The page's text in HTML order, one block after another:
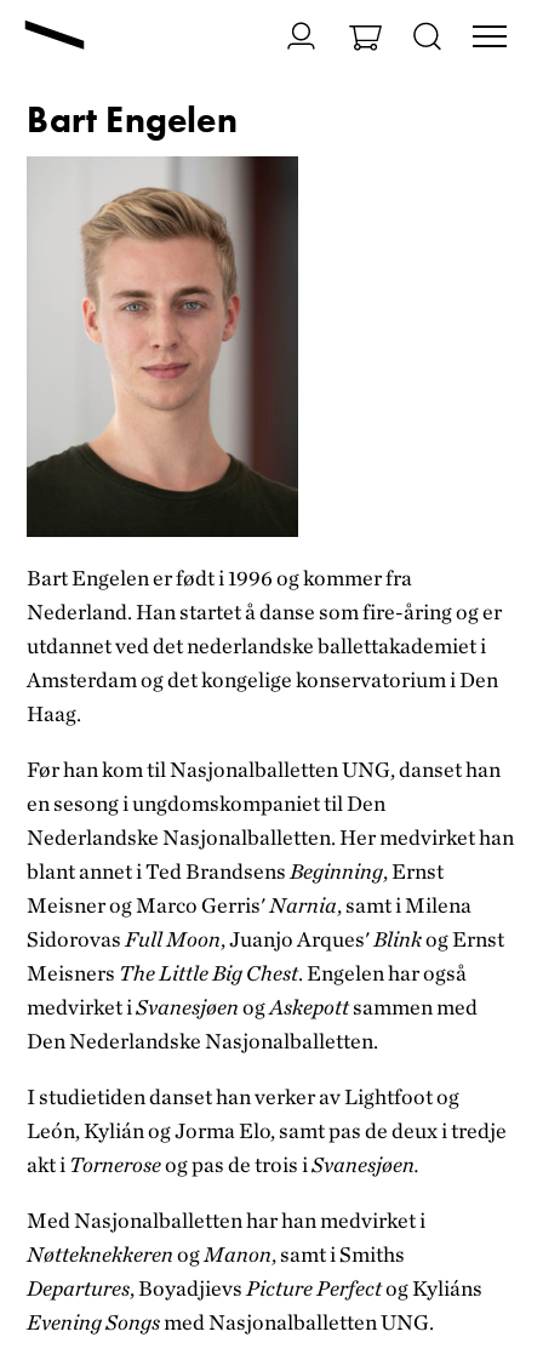
Bart Engelen
Bart Engelen er født i 1996 og kommer fra
Nederland. Han startet å danse som fire-åring og er
utdannet ved det nederlandske ballettakademiet i
Amsterdam og det kongelige konservatorium i Den
Haag.
Før han kom til Nasjonalballetten UNG, danset han
en sesong i ungdomskompaniet til Den
Nederlandske Nasjonalballetten. Her medvirket han
blant annet i Ted Brandsens Beginning, Ernst
Meisner og Marco Gerris'Narnia, samt i Milena
Sidorovas Full Moon, Juanjo Arques'Blinkog Ernst
Meisners The Little Big Chest. Engelen har også
medvirket iSvanesjøenogAskepottsammen med
Den Nederlandske Nasjonalballetten.
I studietiden danset han verker av Lightfoot og
León, Kylián og Jorma Elo, samt pas de deux i tredje
akt i Torneroseog pas de trois iSvanesjøen.
Med Nasjonalballetten har han medvirket i
NøtteknekkerenogManon, samt i Smiths
Departures, Boyadjievs Picture Perfectog Kyliáns
Evening Songsmed Nasjonalballetten UNG.